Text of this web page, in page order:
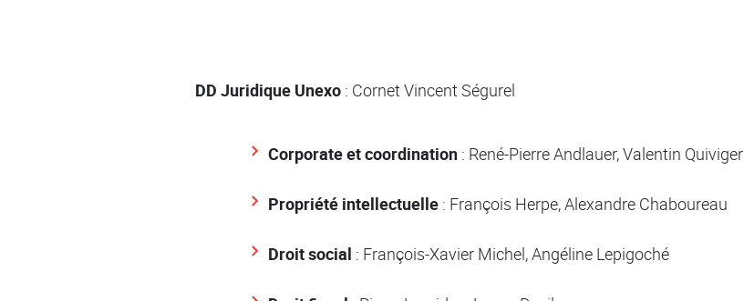
DD Juridique Unexo : Cornet Vincent Ségurel
Corporate et coordination : René-Pierre Andlauer, Valentin Quiviger
Propriété intellectuelle : François Herpe, Alexandre Chaboureau
Droit social : François-Xavier Michel, Angéline Lepigoché